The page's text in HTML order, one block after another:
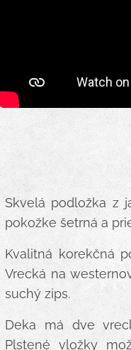
Skvelá podložka z
pokožke šetrná a
Kvalitná korekčná
Vrecká na
suchý zips.
Deka má dve
Plstené vložky